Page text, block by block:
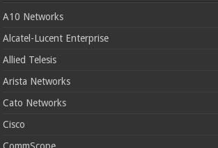
A10 Networks
Alcatel-Lucent Enterprise
Allied Telesis
Arista Networks
Cato Networks
Cisco